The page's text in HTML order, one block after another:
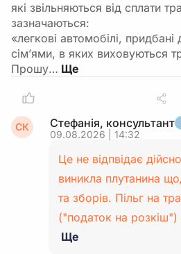
які звільняються від сплати
зазначаються:
«легкові автомобілі,
сім’ями, в яких виховуються
Прошу…
СК Стефанія, консультант
09.08.2026 | 14:32
Це не відпвідає
виникла плутанина
та зборів. Пільг на
("податок на
Ще